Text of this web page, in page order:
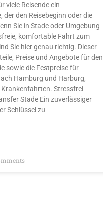
viele Reisende ein
der den Reisebeginn oder die
Sie in Stade oder Umgebung
komfortable Fahrt zum
Sie hier genau richtig. Dieser
Preise und Angebote für den
sowie die Festpreise für
Hamburg und Harburg,
Krankenfahrten. Stressfrei
Stade Ein zuverlässiger
Schlüssel zu